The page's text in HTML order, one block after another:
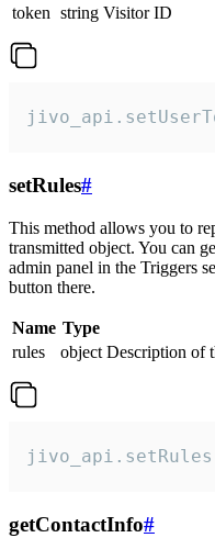
token string Visitor ID
setRules#
This method allows you to
transmitted object. You can
admin panel in the Triggers
button there.
Name Type
rules
object Description of
getContactInfo#